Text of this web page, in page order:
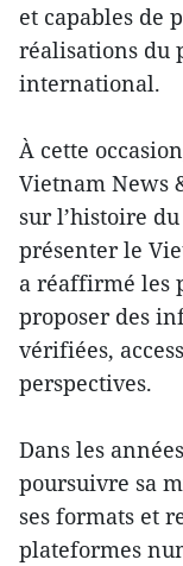
et capables de
réalisations du
international.
À cette
Vietnam News
sur l’histoire
présenter le
a réaffirmé les
proposer des
vérifiées,
perspectives.
Dans les
poursuivre sa
ses formats et
plateformes